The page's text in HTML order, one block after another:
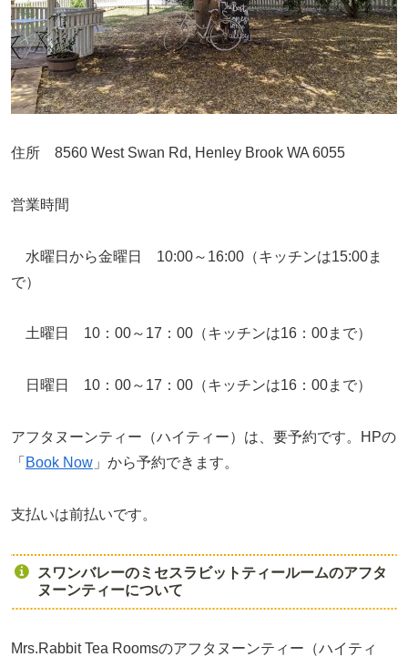
住所 8560 West Swan Rd, Henley Brook WA 6055
営業時間
水曜日から金曜日 10:00～16:00（キッチンは15:00ま
で）
土曜日 10：00～17：00（キッチンは16：00まで）
日曜日 10：00～17：00（キッチンは16：00まで）
アフタヌーンティー（ハイティー）は、要予約です。HPの
「 Book Now 」から予約できます。
支払いは前払いです。
スワンバレーのミセスラビットティールームのアフタ
ヌーンティーについて
Mrs.Rabbit Tea Roomsのアフタヌーンティー（ハイティ